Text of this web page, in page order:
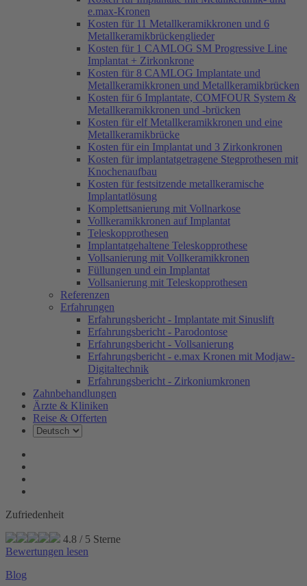
e.max-Kronen
Kosten für 11 Metallkeramikkronen und 6
Metallkeramikbrückenglieder
Kosten für 1 CAMLOG SM Progressive Line
Implantat + Zirkonkrone
Kosten für 8 CAMLOG Implantate und
Metallkeramikkronen und Metallkeramikbrücken
Kosten für 6 Implantate, COMFOUR System &
Metallkeramikkronen und -brücken
Kosten für elf Metallkeramikkronen und eine
Metallkeramikbrücke
Kosten für ein Implantat und 3 Zirkonkronen
Kosten für implantatgetragene Stegprothesen mit
Knochenaufbau
Kosten für festsitzende metallkeramische
Implantatlösung
Komplettsanierung mit Vollnarkose
Vollkeramikkronen auf Implantat
Teleskopprothesen
Implantatgehaltene Teleskopprothese
Vollsanierung mit Vollkeramikkronen
Füllungen und ein Implantat
Vollsanierung mit Teleskopprothesen
Referenzen
Erfahrungen
Erfahrungsbericht - Implantate mit Sinuslift
Erfahrungsbericht - Parodontose
Erfahrungsbericht - Vollsanierung
Erfahrungsbericht - e.max Kronen mit Modjaw-
Digitaltechnik
Erfahrungsbericht - Zirkoniumkronen
Zahnbehandlungen
Ärzte & Kliniken
Reise & Offerten
Zufriedenheit
4.8 / 5 Sterne
Bewertungen lesen
Blog